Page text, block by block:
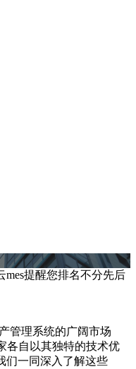
mes提醒您排名不分先后
管理系统的广阔市场
各自以其独特的技术优
们一同深入了解这些